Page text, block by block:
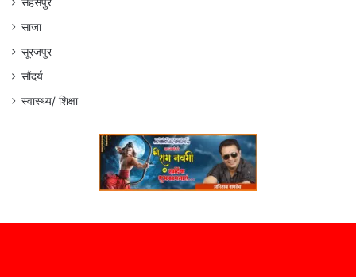
सहसपुर
साजा
सूरजपुर
सौंदर्य
स्वास्थ्य/ शिक्षा